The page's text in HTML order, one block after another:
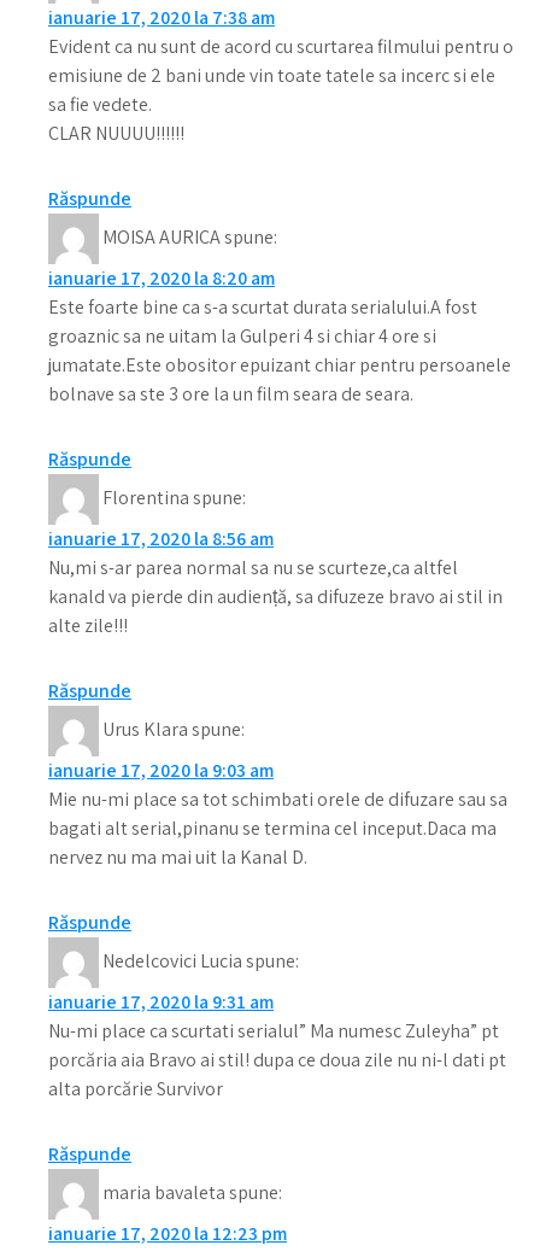
ianuarie 17, 2020 la 7:38 am
Evident ca nu sunt de acord cu scurtarea filmului pentru o
emisiune de 2 bani unde vin toate tatele sa incerc si ele
sa fie vedete.
CLAR NUUUU!!!!!!
Răspunde
MOISA AURICAspune:
ianuarie 17, 2020 la 8:20 am
Este foarte bine ca s-a scurtat durata serialului.A fost
groaznic sa ne uitam la Gulperi 4 si chiar 4 ore si
jumatate.Este obositor epuizant chiar pentru persoanele
bolnave sa ste 3 ore la un film seara de seara.
Răspunde
Florentinaspune:
ianuarie 17, 2020 la 8:56 am
Nu,mi s-ar parea normal sa nu se scurteze,ca altfel
kanald va pierde din audiență, sa difuzeze bravo ai stil in
alte zile!!!
Răspunde
Urus Klaraspune:
ianuarie 17, 2020 la 9:03 am
Mie nu-mi place sa tot schimbati orele de difuzare sau sa
bagati alt serial,pinanu se termina cel inceput.Daca ma
nervez nu ma mai uit la Kanal D.
Răspunde
Nedelcovici Luciaspune:
ianuarie 17, 2020 la 9:31 am
Nu-mi place ca scurtati serialul” Ma numesc Zuleyha” pt
porcăria aia Bravo ai stil! dupa ce doua zile nu ni-l dati pt
alta porcărie Survivor
Răspunde
maria bavaletaspune:
ianuarie 17, 2020 la 12:23 pm